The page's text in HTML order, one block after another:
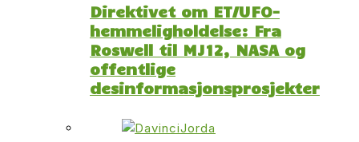
Direktivet om ET/UFO-
hemmeligholdelse: Fra
Roswell til MJ12, NASA og
offentlige
desinformasjonsprosjekter